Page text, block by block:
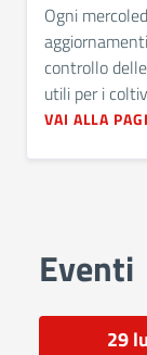
Ogni
controllo
utili per i
VAI ALLA
Eventi
29